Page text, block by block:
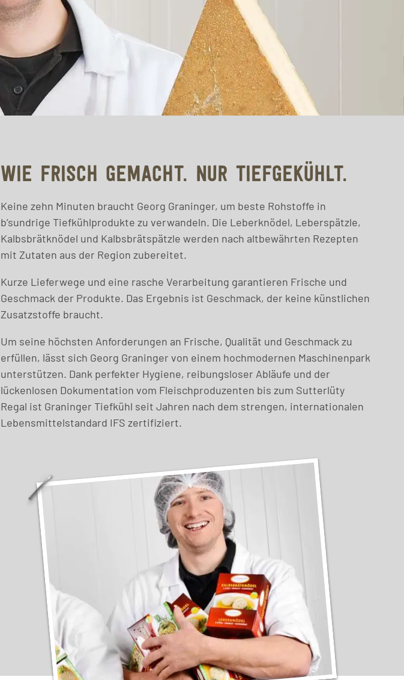
WIE FRISCH GEMACHT. NUR TIEFGEKÜHLT.
Keine zehn Minuten braucht Georg Graninger, um beste Rohstoffe in
b’sundrige Tiefkühlprodukte zu verwandeln. Die Leberknödel, Leberspätzle,
Kalbsbrätknödel und Kalbsbrätspätzle werden nach altbewährten Rezepten
mit Zutaten aus der Region zubereitet.
Kurze Lieferwege und eine rasche Verarbeitung garantieren Frische und
Geschmack der Produkte. Das Ergebnis ist Geschmack, der keine künstlichen
Zusatzstoffe braucht.
Um seine höchsten Anforderungen an Frische, Qualität und Geschmack zu
erfüllen, lässt sich Georg Graninger von einem hochmodernen Maschinenpark
unterstützen. Dank perfekter Hygiene, reibungsloser Abläufe und der
lückenlosen Dokumentation vom Fleischproduzenten bis zum Sutterlüty
Regal ist Graninger Tiefkühl seit Jahren nach dem strengen, internationalen
Lebensmittelstandard IFS zertifiziert.